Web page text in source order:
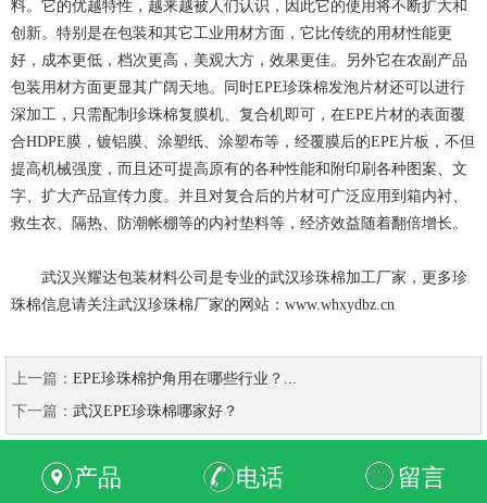
料。它的优越特性，越来越被人们认识，因此它的使用将不断扩大和
创新。特别是在包装和其它工业用材方面，它比传统的用材性能更
好，成本更低，档次更高，美观大方，效果更佳。另外它在农副产品
包装用材方面更显其广阔天地。同时EPE珍珠棉发泡片材还可以进行
深加工，只需配制珍珠棉复膜机、复合机即可，在EPE片材的表面覆
合HDPE膜，镀铝膜、涂塑纸、涂塑布等，经覆膜后的EPE片板，不但
提高机械强度，而且还可提高原有的各种性能和附印刷各种图案、文
字、扩大产品宣传力度。并且对复合后的片材可广泛应用到箱内衬、
救生衣、隔热、防潮帐棚等的内衬垫料等，经济效益随着翻倍增长。
武汉兴耀达包装材料公司是专业的武汉珍珠棉加工厂家，更多珍
珠棉信息请关注武汉珍珠棉厂家的网站： www.whxydbz.cn
上一篇： EPE珍珠棉护角用在哪些行业？...
下一篇： 武汉EPE珍珠棉哪家好？
产品 电话 留言